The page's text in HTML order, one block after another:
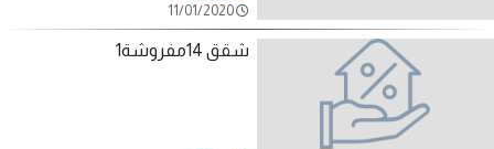
11/01/2020
شقق 14مفروشة1